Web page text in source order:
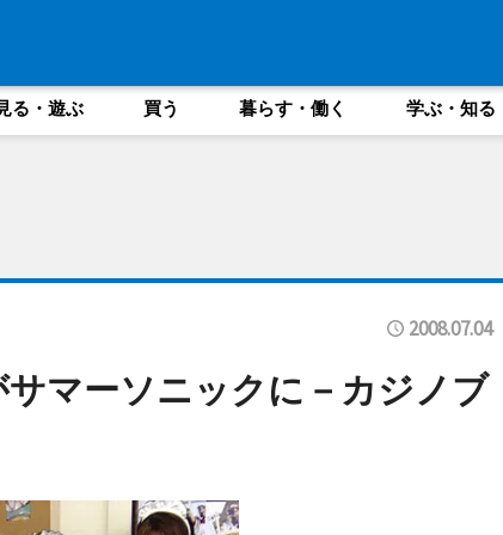
る・遊ぶ 買う 暮らす・働く 学ぶ・知る
2008.07.04
マーソニックに－カジノブ